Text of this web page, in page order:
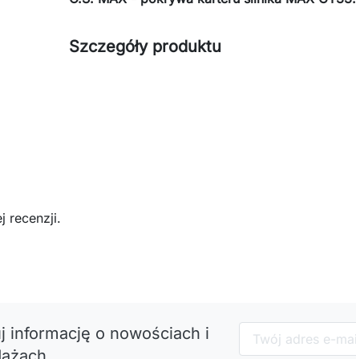
Szczegóły produktu
recenzji.
informację o nowościach i